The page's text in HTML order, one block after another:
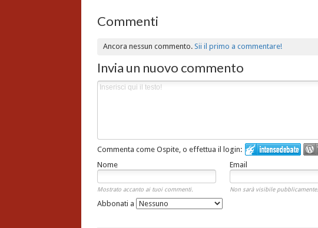
Commenti
Ancora nessun commento.Sii il primo a commentare!
Invia un nuovo commento
Commenta come Ospite, o effettua il login:
Nome
Email
Mostrato accanto ai tuoi commenti. Non sarà visibile pubblicamente.
Abbonati a